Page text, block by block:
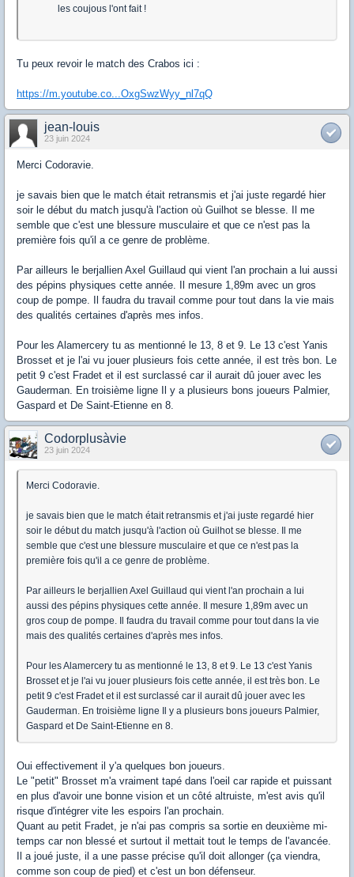
les coujous l'ont fait !
Tu peux revoir le match des Crabos ici :
https://m.youtube.co...OxgSwzWyy_nl7qQ
jean-louis
23 juin 2024
Merci Codoravie.
je savais bien que le match était retransmis et j'ai juste regardé hier
soir le début du match jusqu'à l'action où Guilhot se blesse. Il me
semble que c'est une blessure musculaire et que ce n'est pas la
première fois qu'il a ce genre de problème.
Par ailleurs le berjallien Axel Guillaud qui vient l'an prochain a lui aussi
des pépins physiques cette année. Il mesure 1,89m avec un gros
coup de pompe. Il faudra du travail comme pour tout dans la vie mais
des qualités certaines d'après mes infos.
Pour les Alamercery tu as mentionné le 13, 8 et 9. Le 13 c'est Yanis
Brosset et je l'ai vu jouer plusieurs fois cette année, il est très bon. Le
petit 9 c'est Fradet et il est surclassé car il aurait dû jouer avec les
Gauderman. En troisième ligne Il y a plusieurs bons joueurs Palmier,
Gaspard et De Saint-Etienne en 8.
Codorplusàvie
23 juin 2024
Merci Codoravie.
je savais bien que le match était retransmis et j'ai juste regardé hier
soir le début du match jusqu'à l'action où Guilhot se blesse. Il me
semble que c'est une blessure musculaire et que ce n'est pas la
première fois qu'il a ce genre de problème.
Par ailleurs le berjallien Axel Guillaud qui vient l'an prochain a lui
aussi des pépins physiques cette année. Il mesure 1,89m avec un
gros coup de pompe. Il faudra du travail comme pour tout dans la vie
mais des qualités certaines d'après mes infos.
Pour les Alamercery tu as mentionné le 13, 8 et 9. Le 13 c'est Yanis
Brosset et je l'ai vu jouer plusieurs fois cette année, il est très bon. Le
petit 9 c'est Fradet et il est surclassé car il aurait dû jouer avec les
Gauderman. En troisième ligne Il y a plusieurs bons joueurs Palmier,
Gaspard et De Saint-Etienne en 8.
Oui effectivement il y'a quelques bon joueurs.
Le "petit" Brosset m'a vraiment tapé dans l'oeil car rapide et puissant
en plus d'avoir une bonne vision et un côté altruiste, m'est avis qu'il
risque d'intégrer vite les espoirs l'an prochain.
Quant au petit Fradet, je n'ai pas compris sa sortie en deuxième mi-
temps car non blessé et surtout il mettait tout le temps de l'avancée.
Il a joué juste, il a une passe précise qu'il doit allonger (ça viendra,
comme son coup de pied) et c'est un bon défenseur.